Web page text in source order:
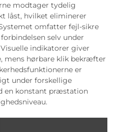
modtager tydelig
låst, hvilket eliminerer
omfatter fejl-sikre
selv under
indikatorer giver
mens hørbare klik bekræfter
er
under forskellige
en konstant præstation